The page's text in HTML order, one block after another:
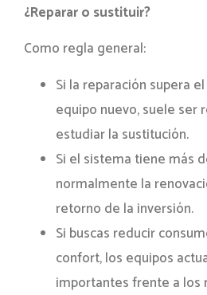
¿Reparar o sustituir?
Como regla general:
Si la reparación supera
equipo nuevo, suele ser
estudiar la sustitución.
Si el sistema tiene más
normalmente la
retorno de la inversión.
Si buscas reducir
confort, los equipos
importantes frente a los